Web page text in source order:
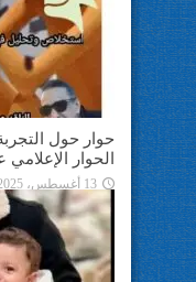
حوار حول
الحوار الإعلامي
13 أغسطس، 2025